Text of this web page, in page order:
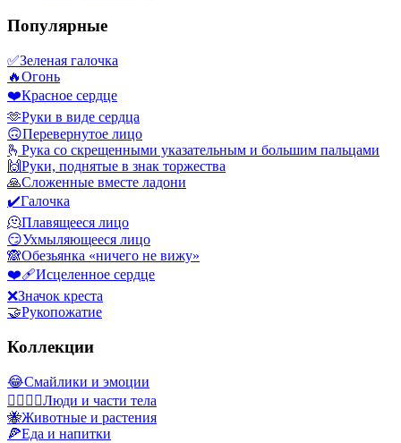
Популярные
✅Зеленая галочка
🔥Огонь
❤️Красное сердце
🫶Руки в виде сердца
🙃Перевернутое лицо
🫰 Рука со скрещенными указательным и большим пальцами
🙌Руки, поднятые в знак торжества
🙏Сложенные вместе ладони
✔️Галочка
🫠Плавящееся лицо
😏Ухмыляющееся лицо
🙈Обезьянка «ничего не вижу»
❤️‍🩹Исцеленное сердце
❌Значок креста
🤝Рукопожатие
Коллекции
😂Смайлики и эмоции
👩‍❤️‍💋‍👨Люди и части тела
🐝Животные и растения
🍕Еда и напитки